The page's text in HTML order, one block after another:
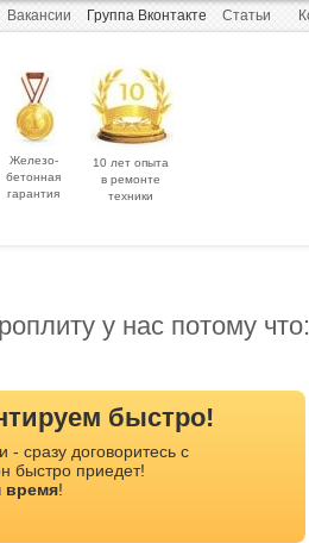
Вакансии Группа Вконтакте Статьи
Железо-
бетонная
гарантия
10 лет опыта
в ремонте
техники
у нас потому что:
быстро!
- сразу договоритесь с
быстро приедет!
время!